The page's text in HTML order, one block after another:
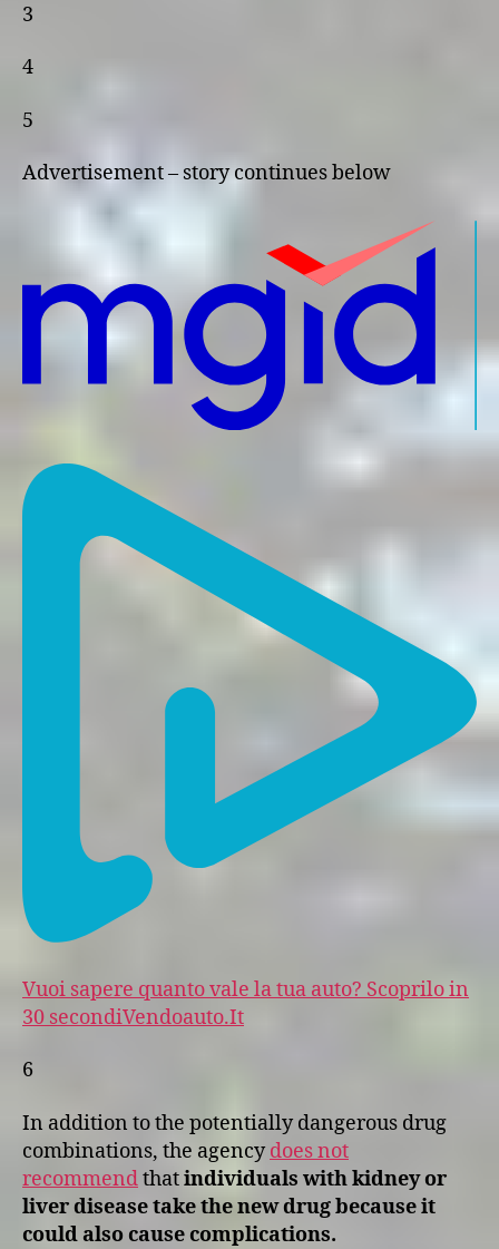
3
4
5
Advertisement – story continues below
Vuoi sapere quanto vale la tua auto? Scoprilo in
30 secondiVendoauto.It
6
In addition to the potentially dangerous drug
combinations, the agencydoes not
recommendthatindividuals with kidney or
liver disease take the new drug because it
could also cause complications.